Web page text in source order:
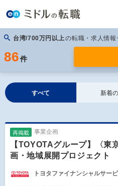
台湾/700万円以上の転職・求人情報
86 件
すべて 新着
再掲載 事業企画
【TOYOTAグループ】〈東
画・地域展開プロジェクト
トヨタファイナンシャルサー